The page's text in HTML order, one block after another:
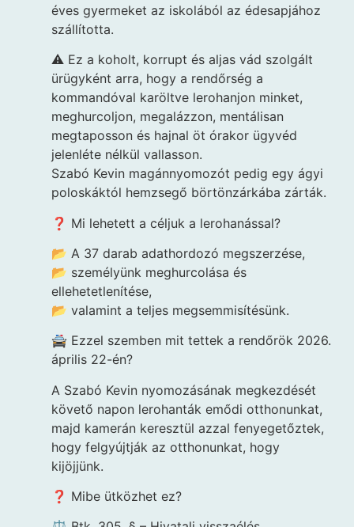
éves gyermeket az iskolából az édesapjához
szállította.
⚠️ Ez a koholt, korrupt és aljas vád szolgált
ürügyként arra, hogy a rendőrség a
kommandóval karöltve lerohanjon minket,
meghurcoljon, megalázzon, mentálisan
megtaposson és hajnal öt órakor ügyvéd
jelenléte nélkül vallasson.
Szabó Kevin magánnyomozót pedig egy ágyi
poloskáktól hemzsegő börtönzárkába zárták.
❓ Mi lehetett a céljuk a lerohanással?
📂 A 37 darab adathordozó megszerzése,
📂 személyünk meghurcolása és
ellehetetlenítése,
📂 valamint a teljes megsemmisítésünk.
🚔 Ezzel szemben mit tettek a rendőrök 2026.
április 22-én?
A Szabó Kevin nyomozásának megkezdését
követő napon lerohanták emődi otthonunkat,
majd kamerán keresztül azzal fenyegetőztek,
hogy felgyújtják az otthonunkat, hogy
kijöjjünk.
❓ Mibe ütközhet ez?